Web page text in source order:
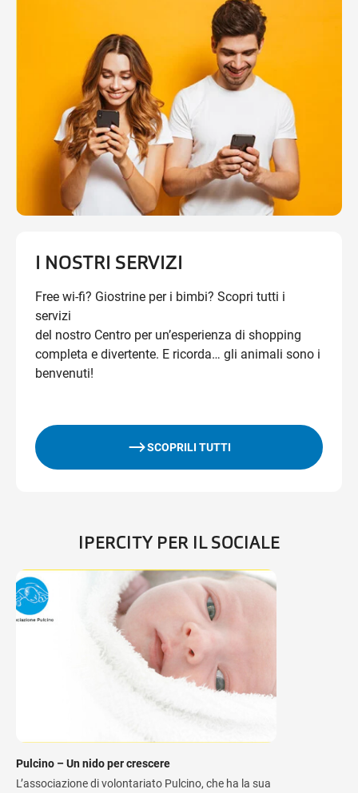
I NOSTRI SERVIZI
Free wi-fi? Giostrine per i bimbi? Scopri tutti i
servizi
del nostro Centro per un’esperienza di shopping
completa e divertente. E ricorda… gli animali sono i
benvenuti!
SCOPRILI TUTTI
IPERCITY PER IL SOCIALE
Pulcino – Un nido per crescere
L’associazione di volontariato Pulcino, che ha la sua